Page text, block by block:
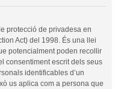
protecció de privadesa en
Act) del 1998. És una llei
potencialment poden recollir
consentiment escrit dels seus
identificables d’un
us aplica com a persona que